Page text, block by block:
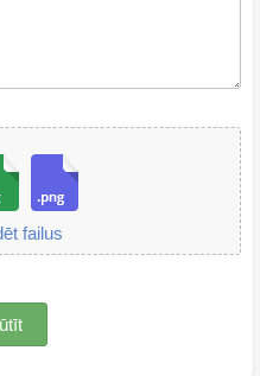
failus